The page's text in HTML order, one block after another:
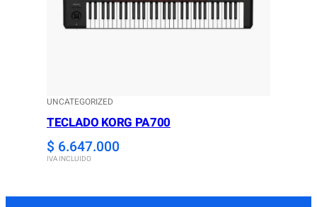
UNCATEGORIZED
TECLADO KORG PA700
$ 6.647.000
IVA INCLUIDO